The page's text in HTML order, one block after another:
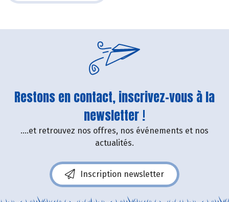
Restons en contact, inscrivez-vous à la
newsletter !
....et retrouvez nos offres, nos événements et nos
actualités.
Inscription newsletter